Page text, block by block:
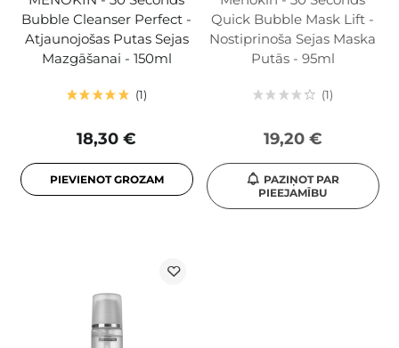
Bubble Cleanser Perfect -
Atjaunojošas Putas Sejas
Mazgāšanai - 150ml
1
18,30 €
PIEVIENOT GROZAM
Quick Bubble Mask Lift -
Nostiprinoša Sejas Maska
Putās - 95ml
1
19,20 €
PAZIŅOT PAR
PIEEJAMĪBU